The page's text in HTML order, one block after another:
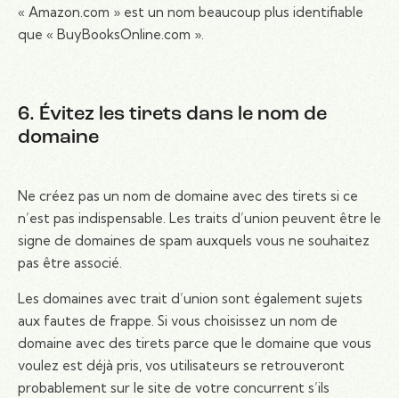
« Amazon.com » est un nom beaucoup plus identifiable
que « BuyBooksOnline.com ».
6. Évitez les tirets dans le nom de
domaine
Ne créez pas un nom de domaine avec des tirets si ce
n’est pas indispensable. Les traits d’union peuvent être le
signe de domaines de spam auxquels vous ne souhaitez
pas être associé.
Les domaines avec trait d’union sont également sujets
aux fautes de frappe. Si vous choisissez un nom de
domaine avec des tirets parce que le domaine que vous
voulez est déjà pris, vos utilisateurs se retrouveront
probablement sur le site de votre concurrent s’ils